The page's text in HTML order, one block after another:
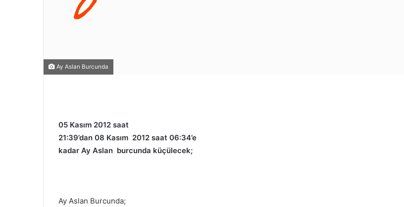
Ay Aslan Burcunda
05 Kasım 2012 saat
21:39’dan 08 Kasım 2012 saat 06:34’e
kadar Ay Aslan burcunda küçülecek;
Ay Aslan Burcunda;